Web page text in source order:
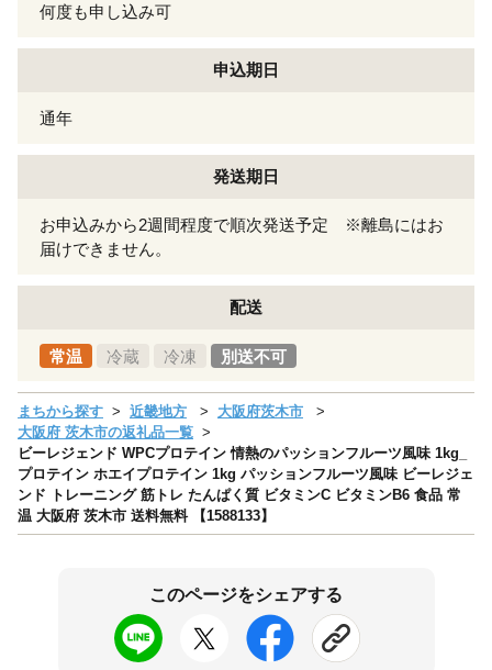
何度も申し込み可
申込期日
通年
発送期日
お申込みから2週間程度で順次発送予定 ※離島にはお
届けできません。
配送
常温 冷蔵 冷凍 別送不可
まちから探す 近畿地方
大阪府茨木市
大阪府 茨木市の返礼品一覧
ビーレジェンド WPCプロテイン 情熱のパッションフルーツ風味 1kg_
プロテイン ホエイプロテイン 1kg パッションフルーツ風味 ビーレジェ
ンド トレーニング 筋トレ たんぱく質 ビタミンC ビタミンB6 食品 常
温 大阪府 茨木市 送料無料 【1588133】
このページをシェアする